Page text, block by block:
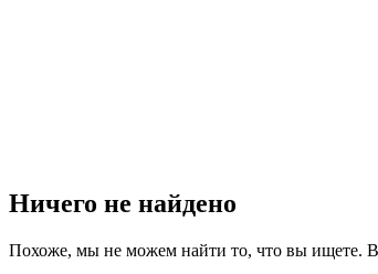
Ничего не найдено
Похоже, мы не можем найти то, что вы ищете.